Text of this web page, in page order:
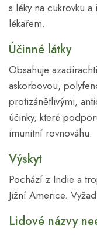
s léky na cukrovku
lékařem.
Účinné látky
Obsahuje
askorbovou,
protizánětlivými,
účinky, které
imunitní rovnováhu.
Výskyt
Pochází z Indie a
Jižní Americe.
Lidové názvy